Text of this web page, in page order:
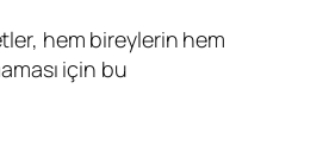
hem bireylerin hem
için bu